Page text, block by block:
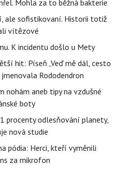
Mohla za to běžná bakterie
ale sofistikovaní. Historii totiž
vítězové
K incidentu došlo u Mety
hit: Píseň „Veď mě dál, cesto
Rododendron
nohám aneb tipy na vzdušné
boty
procenty odlesňování planety,
nová studie
pódia: Herci, kteří vyměnili
za mikrofon